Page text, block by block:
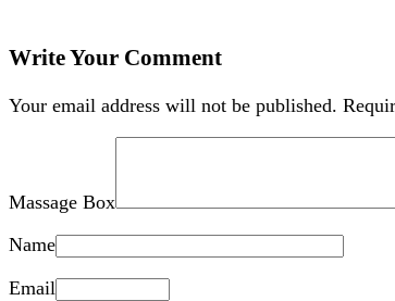
Write Your Comment
Your email address will not be published.
Massage Box
Name
Email